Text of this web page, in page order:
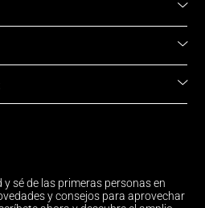
y sé de las primeras personas en
y consejos para aprovechar